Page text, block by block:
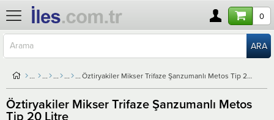
0
Öztiryakiler Mikser Trifaze Şanzumanlı Metos Tip 20 Litre
Öztiryakiler Mikser Trifaze Şanzumanlı Metos
Tip 20 Litre